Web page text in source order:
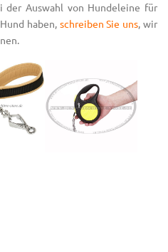
der Auswahl von Hundeleine für
haben, schreiben Sie uns, wir